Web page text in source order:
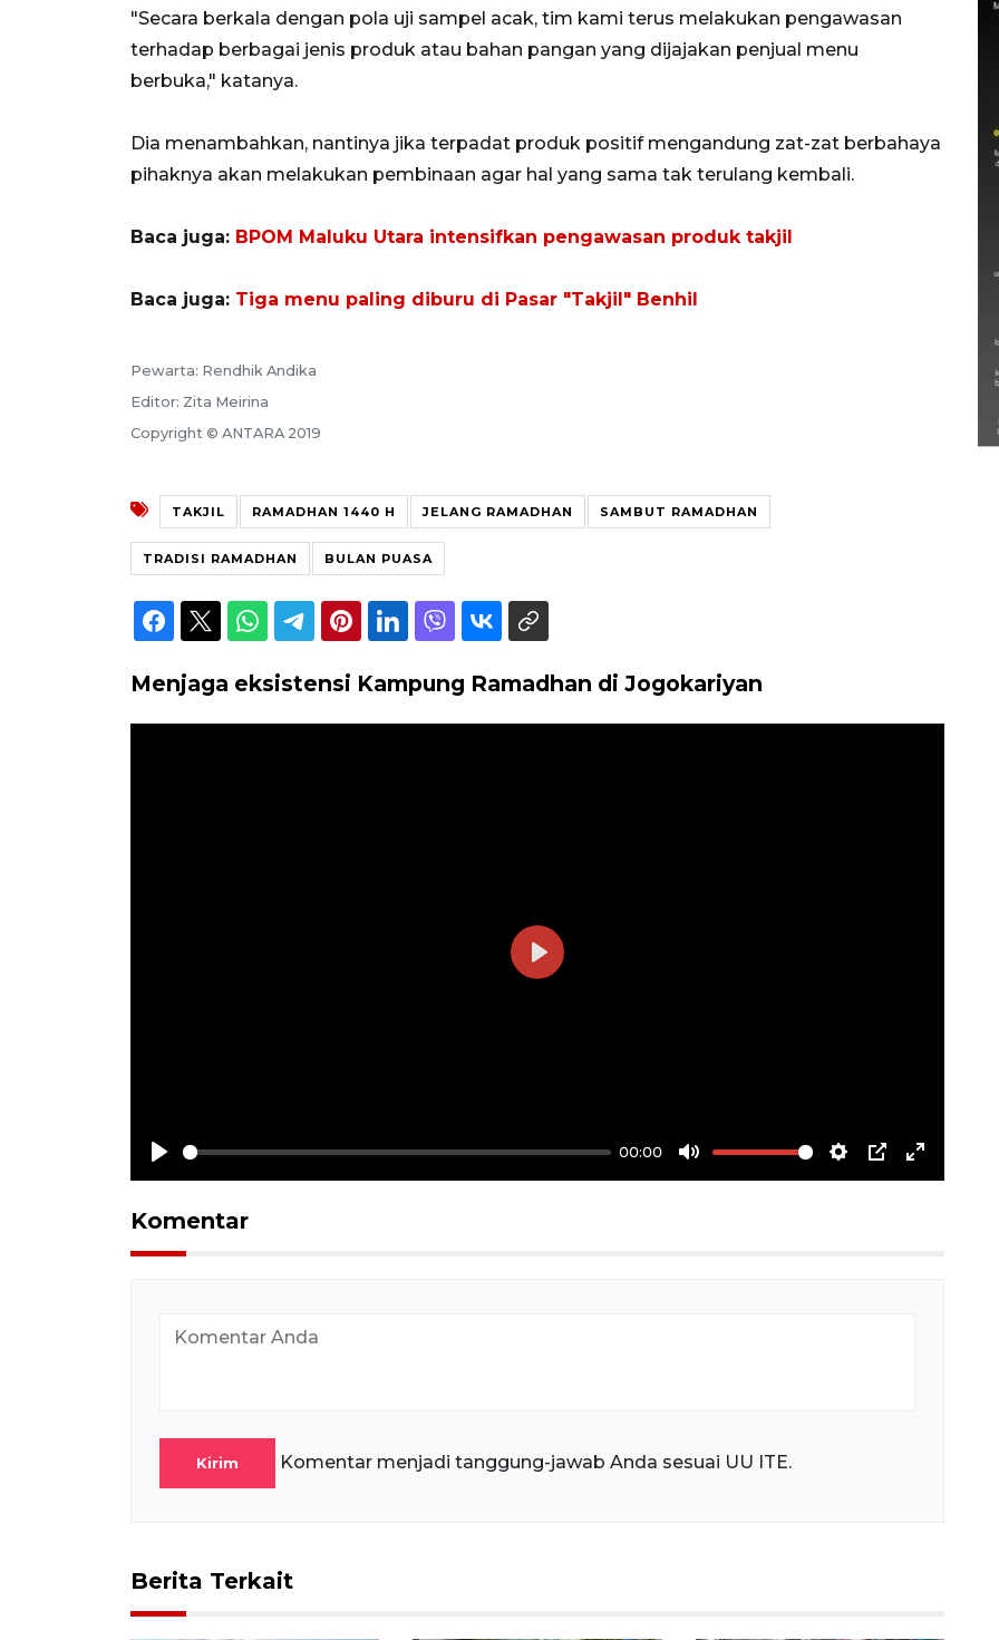
"Secara berkala dengan pola uji sampel acak, tim kami terus melakukan pengawasan
terhadap berbagai jenis produk atau bahan pangan yang dijajakan penjual menu
berbuka," katanya.
Dia menambahkan, nantinya jika terpadat produk positif mengandung zat-zat berbahaya
pihaknya akan melakukan pembinaan agar hal yang sama tak terulang kembali.
Baca juga: BPOM Maluku Utara intensifkan pengawasan produk takjil
Baca juga: Tiga menu paling diburu di Pasar "Takjil" Benhil
Pewarta: Rendhik Andika
Editor: Zita Meirina
Copyright © ANTARA 2019
TAKJIL RAMADHAN 1440 H JELANG RAMADHAN SAMBUT RAMADHAN
TRADISI RAMADHAN BULAN PUASA
Menjaga eksistensi Kampung Ramadhan di Jogokariyan
Play
00:00
Mute Settings
PIP Enter
Play
Komentar
Kirim Komentar menjadi tanggung-jawab Anda sesuai UU ITE.
Berita Terkait